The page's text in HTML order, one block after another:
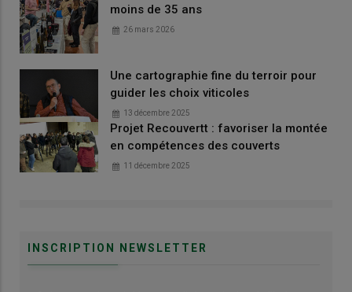
moins de 35 ans
26 mars 2026
Une cartographie fine du terroir pour
guider les choix viticoles
13 décembre 2025
Projet Recouvertt : favoriser la montée
en compétences des couverts
11 décembre 2025
INSCRIPTION NEWSLETTER